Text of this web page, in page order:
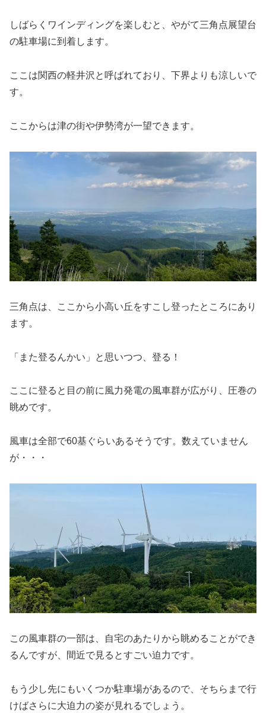
しばらくワインディングを楽しむと、やがて三角点展望台
の駐車場に到着します。
ここは関西の軽井沢と呼ばれており、下界よりも涼しいで
す。
ここからは津の街や伊勢湾が一望できます。
三角点は、ここから小高い丘をすこし登ったところにあり
ます。
「また登るんかい」と思いつつ、登る！
ここに登ると目の前に風力発電の風車群が広がり、圧巻の
眺めです。
風車は全部で60基ぐらいあるそうです。数えていません
が・・・
この風車群の一部は、自宅のあたりから眺めることができ
るんですが、間近で見るとすごい迫力です。
もう少し先にもいくつか駐車場があるので、そちらまで行
けばさらに大迫力の姿が見れるでしょう。